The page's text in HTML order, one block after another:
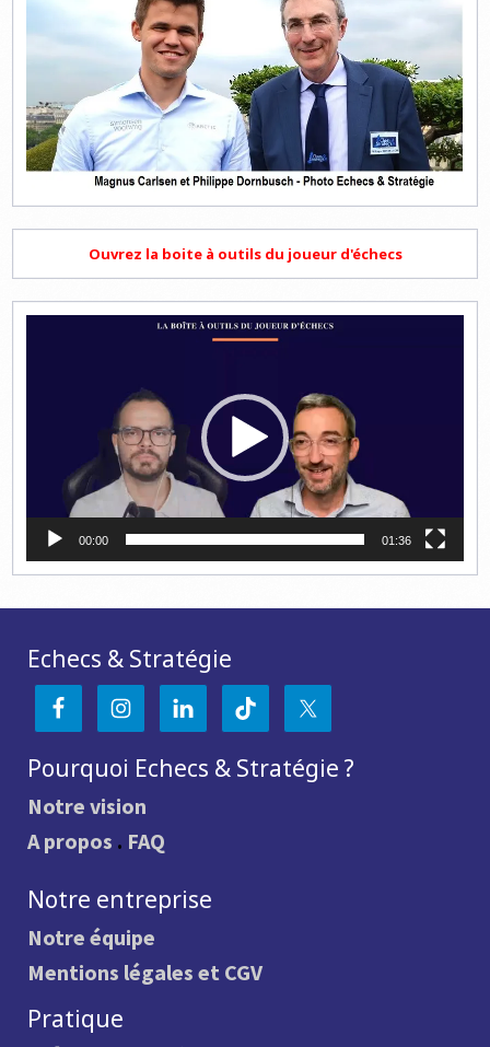
Ouvrez la boite à outils du joueur d'échecs
00:00 01:36
Echecs & Stratégie
Pourquoi Echecs & Stratégie ?
Notre vision
A propos . FAQ
Notre entreprise
Notre équipe
Mentions légales et CGV
Pratique